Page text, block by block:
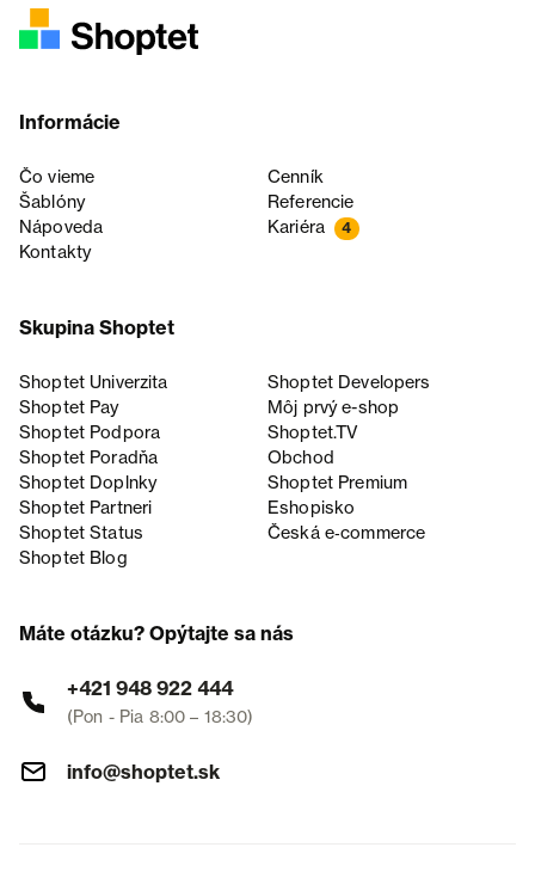
Informácie
Čo vieme
Cenník
Šablóny
Referencie
Nápoveda
Kariéra 4
Kontakty
Skupina Shoptet
Shoptet Univerzita
Shoptet Developers
Shoptet Pay
Môj prvý e-shop
Shoptet Podpora
Shoptet.TV
Shoptet Poradňa
Obchod
Shoptet Doplnky
Shoptet Premium
Shoptet Partneri
Eshopisko
Shoptet Status
Česká e‑commerce
Shoptet Blog
Máte otázku? Opýtajte sa nás
+421 948 922 444
(Pon - Pia 8:00 – 18:30)
info@shoptet.sk